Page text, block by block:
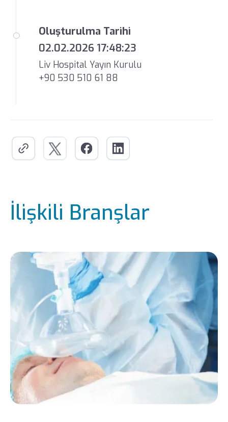
Oluşturulma Tarihi
02.02.2026 17:48:23
Liv Hospital Yayın Kurulu
+90 530 510 61 88
İlişkili Branşlar